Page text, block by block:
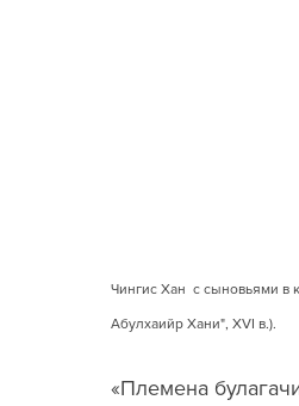
Чингис Хан  с сыновьями в
Абулхаийр Хани", XVI в.).
«Племена